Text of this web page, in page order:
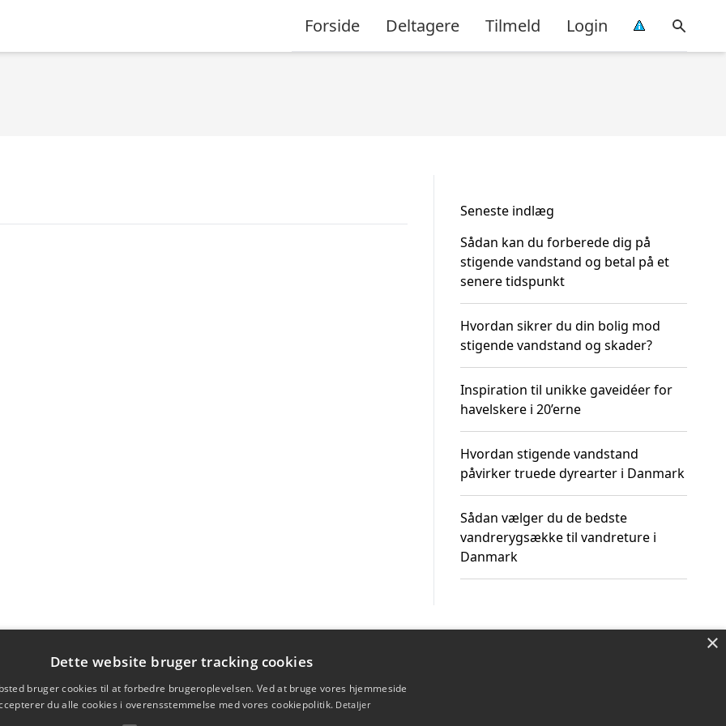
Forside Deltagere Tilmeld Login
Seneste indlæg
Sådan kan du forberede dig på
stigende vandstand og betal på et
senere tidspunkt
Hvordan sikrer du din bolig mod
stigende vandstand og skader?
Inspiration til unikke gaveidéer for
havelskere i 20’erne
Hvordan stigende vandstand
påvirker truede dyrearter i Danmark
Sådan vælger du de bedste
vandrerygsække til vandreture i
Danmark
×
Dette website bruger tracking cookies
bruger cookies til at forbedre brugeroplevelsen. Ved at bruge vores hjemmeside
du alle cookies i overensstemmelse med vores cookiepolitik. Detaljer